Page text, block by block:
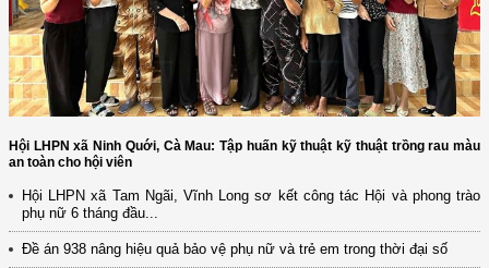
Hội LHPN xã Ninh Quới, Cà Mau: Tập huấn kỹ thuật kỹ thuật trồng rau màu
an toàn cho hội viên
Hội LHPN xã Tam Ngãi, Vĩnh Long sơ kết công tác Hội và phong trào
phụ nữ 6 tháng đầu...
Đề án 938 nâng hiệu quả bảo vệ phụ nữ và trẻ em trong thời đại số